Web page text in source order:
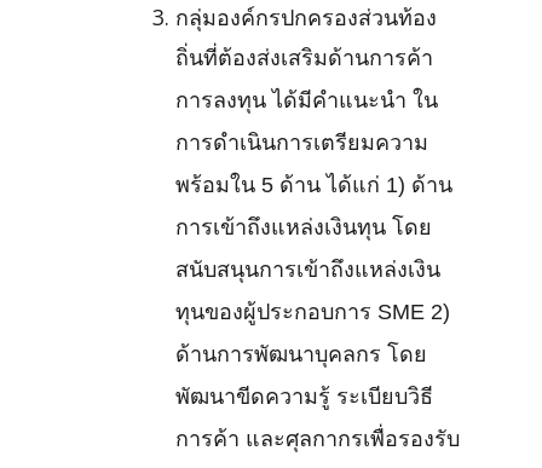
กลุ่มองค์กรปกครองส่วนท้อง
ถิ่นที่ต้องส่งเสริมด้านการค้า
การลงทุน ได้มีคำแนะนำ ใน
การดำเนินการเตรียมความ
พร้อมใน 5 ด้าน ได้แก่ 1) ด้าน
การเข้าถึงแหล่งเงินทุน โดย
สนับสนุนการเข้าถึงแหล่งเงิน
ทุนของผู้ประกอบการ SME 2)
ด้านการพัฒนาบุคลกร โดย
พัฒนาขีดความรู้ ระเบียบวิธี
การค้า และศุลกากรเพื่อรองรับ